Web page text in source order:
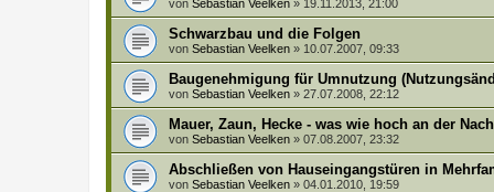
von Sebastian Veelken » 19.11.2013, 21:00
Schwarzbau und die Folgen
von Sebastian Veelken » 10.07.2007, 09:33
Baugenehmigung für Umnutzung
von Sebastian Veelken » 27.07.2008, 22:12
Mauer, Zaun, Hecke - was wie hoch an der
von Sebastian Veelken » 07.08.2007, 23:32
Abschließen von Hauseingangstüren in
von Sebastian Veelken » 04.01.2010, 19:59